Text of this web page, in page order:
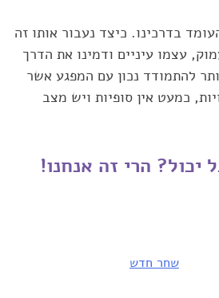
בדרכינו. כיצד נעבור אותו ‏זה
עצמו עיניים ודמינו את הדרך
להתמודד נכון עם המפגע אשר
כמעט אין סופיות ‏ויש מצב
שחר חדש